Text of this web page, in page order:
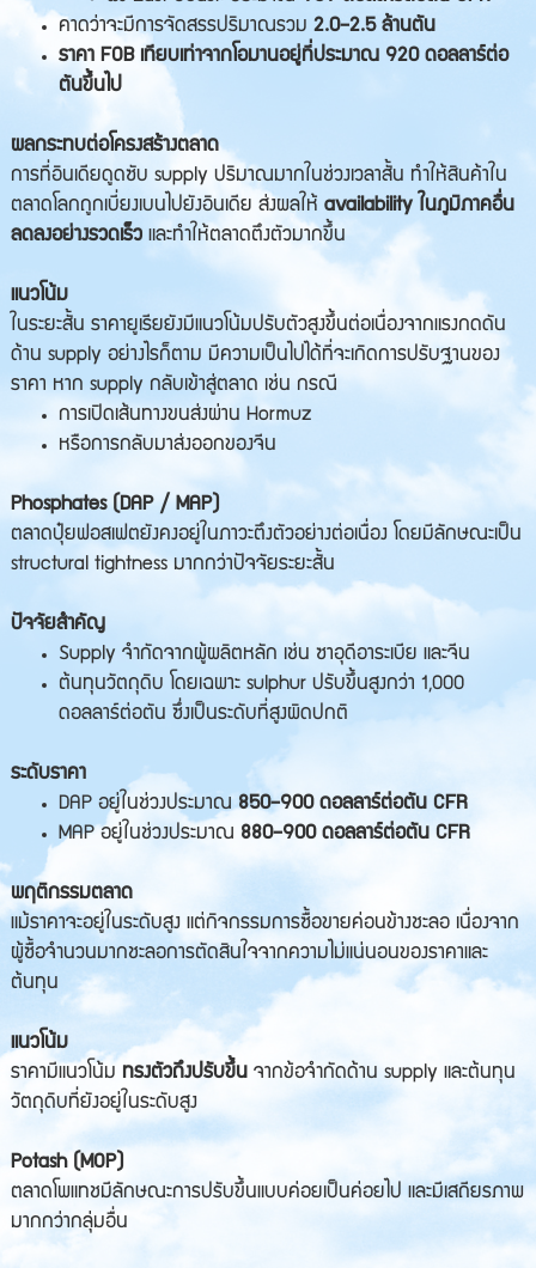
คาดว่าจะมีการจัดสรรปริมาณรวม 2.0–2.5 ล้านตัน
ราคา FOB เทียบเท่าจากโอมานอยู่ที่ประมาณ 920 ดอลลาร์ต่อ
ตันขึ้นไป
ผลกระทบต่อโครงสร้างตลาด
การที่อินเดียดูดซับ supply ปริมาณมากในช่วงเวลาสั้น ทำให้สินค้าใน
ตลาดโลกถูกเบี่ยงเบนไปยังอินเดีย ส่งผลให้ availability ในภูมิภาคอื่น
ลดลงอย่างรวดเร็วและทำให้ตลาดตึงตัวมากขึ้น
แนวโน้ม
ในระยะสั้น ราคายูเรียยังมีแนวโน้มปรับตัวสูงขึ้นต่อเนื่องจากแรงกดดัน
ด้าน supply อย่างไรก็ตาม มีความเป็นไปได้ที่จะเกิดการปรับฐานของ
ราคา หาก supply กลับเข้าสู่ตลาด เช่น กรณี
การเปิดเส้นทางขนส่งผ่าน Hormuz
หรือการกลับมาส่งออกของจีน
Phosphates (DAP / MAP)
ตลาดปุ๋ยฟอสเฟตยังคงอยู่ในภาวะตึงตัวอย่างต่อเนื่อง โดยมีลักษณะเป็น
structural tightness มากกว่าปัจจัยระยะสั้น
ปัจจัยสำคัญ
Supply จำกัดจากผู้ผลิตหลัก เช่น ซาอุดีอาระเบีย และจีน
ต้นทุนวัตถุดิบ โดยเฉพาะ sulphur ปรับขึ้นสูงกว่า 1,000
ดอลลาร์ต่อตัน ซึ่งเป็นระดับที่สูงผิดปกติ
ระดับราคา
DAP อยู่ในช่วงประมาณ850–900 ดอลลาร์ต่อตัน CFR
MAP อยู่ในช่วงประมาณ 880–900 ดอลลาร์ต่อตัน CFR
พฤติกรรมตลาด
แม้ราคาจะอยู่ในระดับสูง แต่กิจกรรมการซื้อขายค่อนข้างชะลอ เนื่องจาก
ผู้ซื้อจำนวนมากชะลอการตัดสินใจจากความไม่แน่นอนของราคาและ
ต้นทุน
แนวโน้ม
ราคามีแนวโน้ม ทรงตัวถึงปรับขึ้นจากข้อจำกัดด้าน supply และต้นทุน
วัตถุดิบที่ยังอยู่ในระดับสูง
Potash (MOP)
ตลาดโพแทชมีลักษณะการปรับขึ้นแบบค่อยเป็นค่อยไป และมีเสถียรภาพ
มากกว่ากลุ่มอื่น